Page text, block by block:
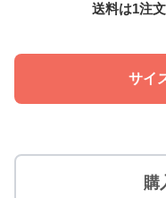
送料は1注
サイ
購